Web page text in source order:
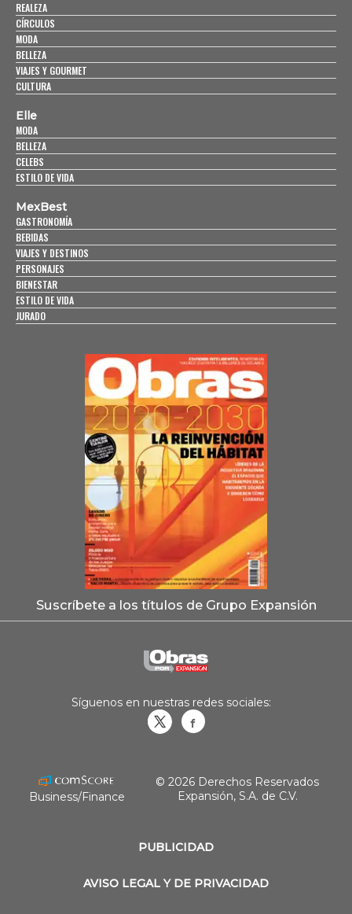
REALEZA
CÍRCULOS
MODA
BELLEZA
VIAJES Y GOURMET
CULTURA
Elle
MODA
BELLEZA
CELEBS
ESTILO DE VIDA
MexBest
GASTRONOMÍA
BEBIDAS
VIAJES Y DESTINOS
PERSONAJES
BIENESTAR
ESTILO DE VIDA
JURADO
Suscríbete a los títulos de Grupo Expansión
PUBLICIDAD
AVISO LEGAL Y DE PRIVACIDAD
Síguenos en nuestras redes sociales:
Business/Finance
© 2026 Derechos Reservados
Expansión, S.A. de C.V.